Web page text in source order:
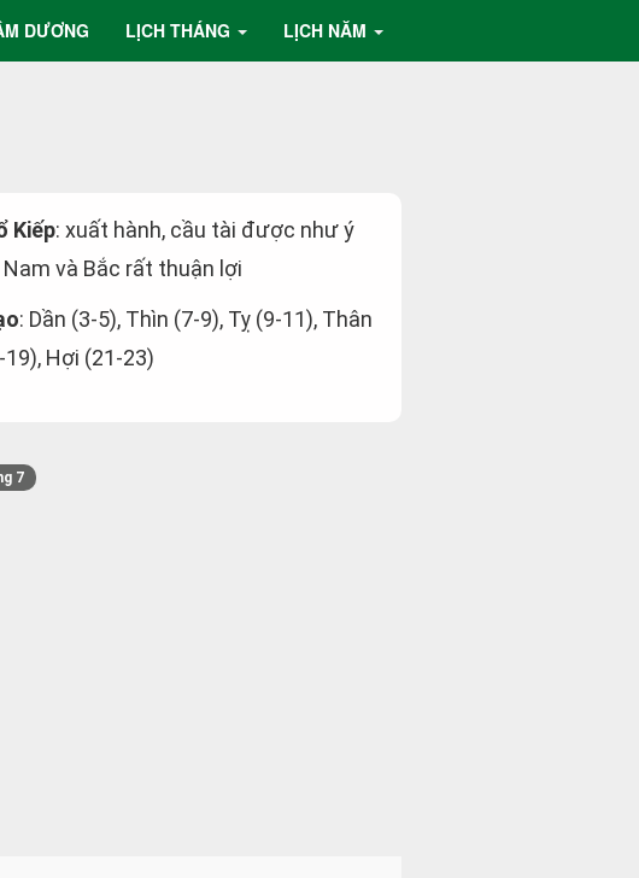
DƯƠNG LỊCH THÁNG LỊCH NĂM
Kiếp: xuất hành, cầu tài được như ý
và Bắc rất thuận lợi
: Dần (3-5), Thìn (7-9), Tỵ (9-11), Thân
19), Hợi (21-23)
7